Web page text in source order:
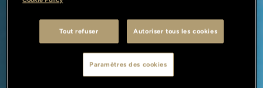
Tout refuser Autoriser tous les cookies
Paramètres des cookies